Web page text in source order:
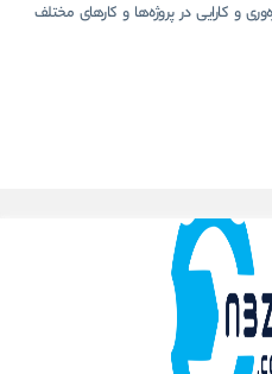
و کارایی در پروژه‌ها و کارهای مختلف